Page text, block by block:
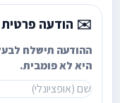
✉️ הודעה
ההודעה תישלח
היא לא פומבית.